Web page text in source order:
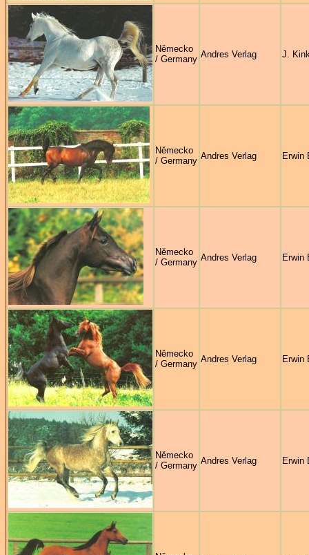
Německo
/ Germany Andres Verlag J.
Německo
/ Germany Andres Verlag Erwin
Německo
/ Germany Andres Verlag Erwin
Německo
/ Germany Andres Verlag Erwin
Německo
/ Germany Andres Verlag Erwin